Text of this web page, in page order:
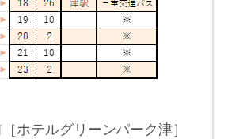
ホテルグリーンパーク津］